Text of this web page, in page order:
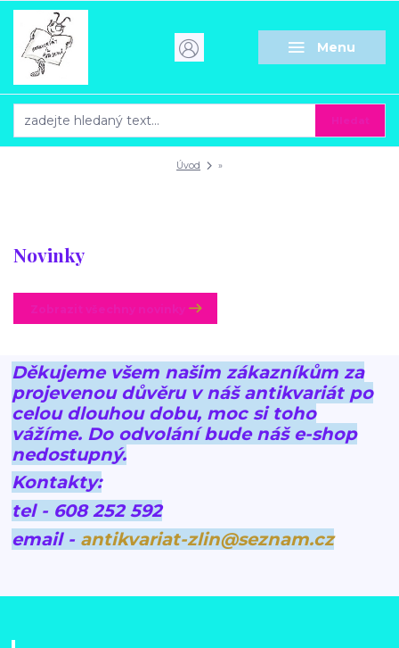
Menu
Úvod »
Novinky
Děkujeme všem našim zákazníkům za
projevenou důvěru v náš antikvariát po
celou dlouhou dobu, moc si toho
vážíme. Do odvolání bude náš e-shop
nedostupný.
Kontakty:
tel - 608 252 592
email - antikvariat-zlin@seznam.cz